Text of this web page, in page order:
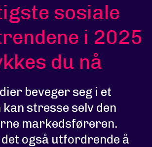
sosiale
i 2025
du nå
beveger seg i et
kan stresse selv den
markedsføreren.
også utfordrende å